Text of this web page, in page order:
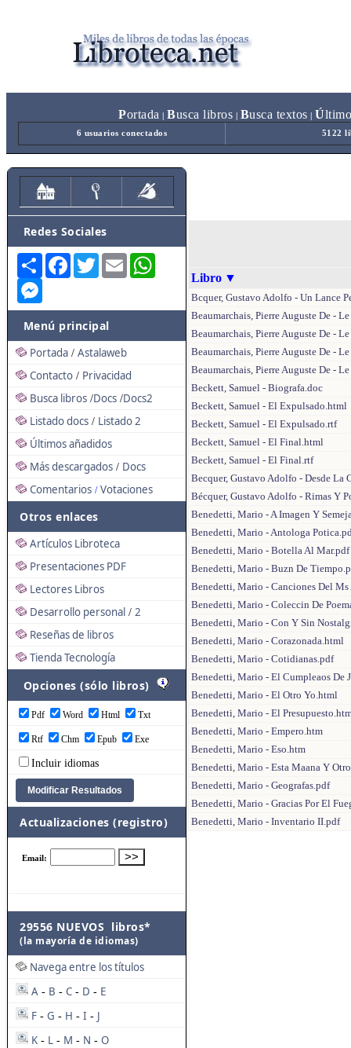
Portada Busca libros Busca textos Ú
6 usuarios conectados 5122
Redes Sociales
Share FacebookTwitterEmail
Menú principal
Portada / Astalaweb
Contacto / Privacidad
Busca libros /Docs /Docs2
Listado docs / Listado 2
Últimos añadidos
Más descargados / Docs
Comentarios / Votaciones
Otros enlaces
Artículos Libroteca
Presentaciones PDF
Lectores Libros
Desarrollo personal / 2
Reseñas de libros
Tienda Tecnología
Opciones (sólo libros)
Pdf Word Html Txt
Rtf Chm Epub Exe
Incluir idiomas
Actualizaciones (registro)
29556 NUEVOS libros*
(la mayoría de idiomas)
Navega entre los títulos
A - B - C - D - E
F - G - H - I - J
K - L - M - N - O
Libro ▼
Bcquer, Gustavo Adolfo - Un Lance
Beaumarchais, Pierre Auguste De -
Beaumarchais, Pierre Auguste De -
Beaumarchais, Pierre Auguste De -
Beaumarchais, Pierre Auguste De -
Beckett, Samuel - Biografa.doc
Beckett, Samuel - El Expulsado.html
Beckett, Samuel - El Expulsado.rtf
Beckett, Samuel - El Final.html
Beckett, Samuel - El Final.rtf
Becquer, Gustavo Adolfo - Desde La
Bécquer, Gustavo Adolfo - Rimas Y
Benedetti, Mario - A Imagen Y
Benedetti, Mario - Antologa
Benedetti, Mario - Botella Al Mar.pdf
Benedetti, Mario - Buzn De
Benedetti, Mario - Canciones Del Ms
Benedetti, Mario - Coleccin De
Benedetti, Mario - Con Y Sin
Benedetti, Mario - Corazonada.html
Benedetti, Mario - Cotidianas.pdf
Benedetti, Mario - El Cumpleaos De
Benedetti, Mario - El Otro Yo.html
Benedetti, Mario - El
Benedetti, Mario - Empero.htm
Benedetti, Mario - Eso.htm
Benedetti, Mario - Esta Maana Y
Benedetti, Mario - Geografas.pdf
Benedetti, Mario - Gracias Por El
Benedetti, Mario - Inventario II.pdf